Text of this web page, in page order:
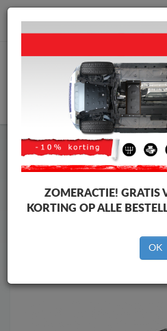
WINKELWAGEN
Motor Beschermplaat Motor
Motor Beschermplaat
Classe
Merken
Terug naar
ZOMERACTIE! GRATIS
KORTING OP ALLE
OK